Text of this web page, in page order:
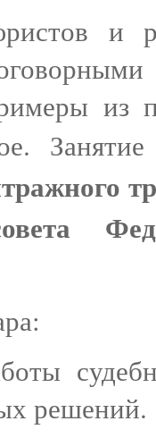
и
из
решений.